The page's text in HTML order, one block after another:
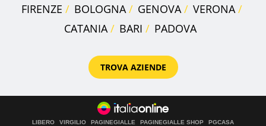
FIRENZE
BOLOGNA GENOVA
VERONA
CATANIA
BARI PADOVA
TROVA AZIENDE
LIBERO VIRGILIO PAGINEGIALLE PAGINEGIALLE SHOP
PGCASA